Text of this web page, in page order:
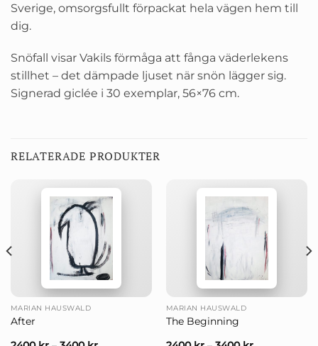
Sverige, omsorgsfullt förpackat hela vägen hem till
dig.
Snöfall visar Vakils förmåga att fånga väderlekens
stillhet – det dämpade ljuset när snön lägger sig.
Signerad giclée i 30 exemplar, 56×76 cm.
RELATERADE PRODUKTER
MARIAN HAUSWALD
After
MARIAN HAUSWALD
The Beginning